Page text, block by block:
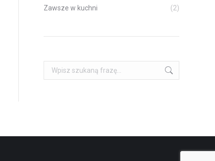
Zawsze w kuchni
(2)
Szukaj: